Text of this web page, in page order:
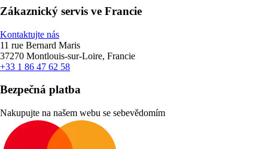
Zákaznický servis ve Francie
Kontaktujte nás
11 rue Bernard Maris
37270 Montlouis-sur-Loire, Francie
+33 1 86 47 62 58
Bezpečná platba
Nakupujte na našem webu se sebevědomím